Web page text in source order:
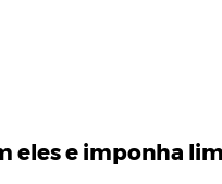
eles e imponha